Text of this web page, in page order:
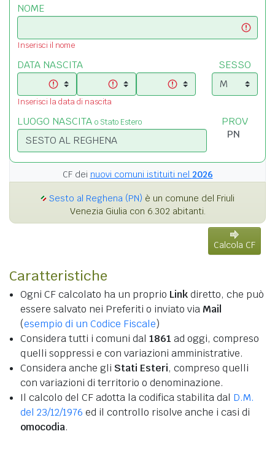
NOME
Inserisci il nome
DATA NASCITA
Inserisci la data di nascita
SESSO
LUOGO NASCITA o Stato Estero PROV
CF dei nuovi comuni istituiti nel 2026
Sesto al Reghena (PN) è un comune del Friuli
Venezia Giulia con 6.302 abitanti.
Calcola CF
Caratteristiche
Ogni CF calcolato ha un proprio Linkdiretto, che può
essere salvato nei Preferiti o inviato via Mail
(esempio di un Codice Fiscale)
Considera tutti i comuni dal 1861 ad oggi, compreso
quelli soppressi e con variazioni amministrative.
Considera anche gli Stati Esteri, compreso quelli
con variazioni di territorio o denominazione.
Il calcolo del CF adotta la codifica stabilita dal D.M.
del 23/12/1976 ed il controllo risolve anche i casi di
omocodia.